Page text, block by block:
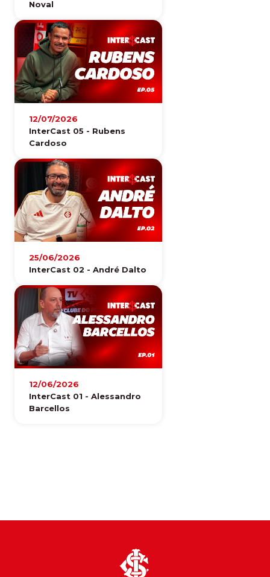
Noval
12/07/2026
InterCast 05 - Rubens
Cardoso
25/06/2026
InterCast 02 - André Dalto
12/06/2026
InterCast 01 - Alessandro
Barcellos